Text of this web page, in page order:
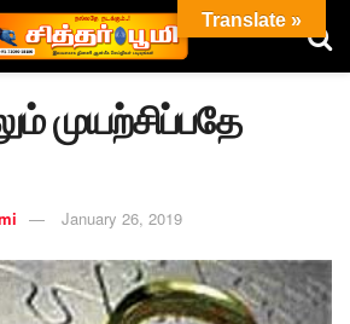
முயற்சிப்பதே
January 26, 2019
Translate »